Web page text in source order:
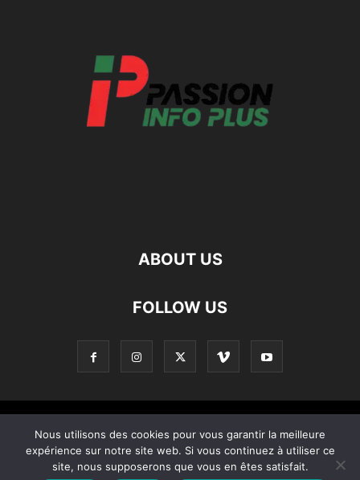
ABOUT US
FOLLOW US
Home
Nous utilisons des cookies pour vous garantir la meilleure
expérience sur notre site web. Si vous continuez à utiliser ce
site, nous supposerons que vous en êtes satisfait.